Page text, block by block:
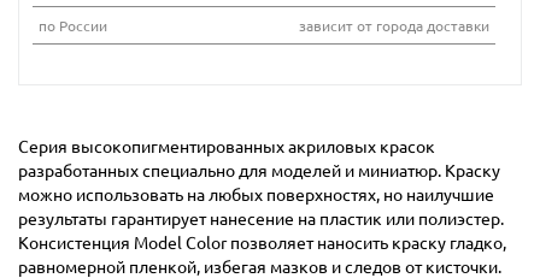
по России
зависит от города доставки
Серия высокопигментированных акриловых красок
разработанных специально для моделей и миниатюр. Краску
можно использовать на любых поверхностях, но наилучшие
результаты гарантирует нанесение на пластик или полиэстер.
Консистенция Model Color позволяет наносить краску гладко,
равномерной пленкой, избегая мазков и следов от кисточки.